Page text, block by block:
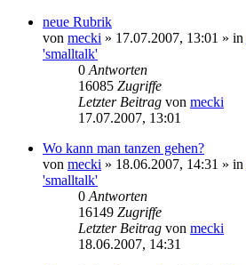
neue Rubrik
von mecki » 17.07.2007, 13:01 » in
'smalltalk'
0 Antworten
16085 Zugriffe
Letzter Beitrag von mecki
17.07.2007, 13:01
Wo kann man tanzen gehen?
von mecki » 18.06.2007, 14:31 » in
'smalltalk'
0 Antworten
16149 Zugriffe
Letzter Beitrag von mecki
18.06.2007, 14:31